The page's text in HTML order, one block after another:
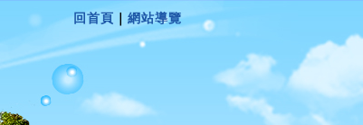
回首頁 網站導覽